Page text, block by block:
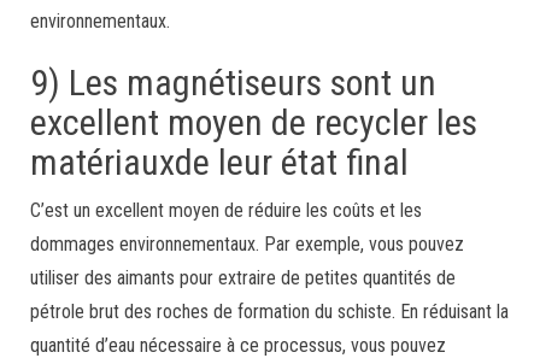
environnementaux.
9) Les magnétiseurs sont un
excellent moyen de recycler les
matériauxde leur état final
C’est un excellent moyen de réduire les coûts et les
dommages environnementaux. Par exemple, vous pouvez
utiliser des aimants pour extraire de petites quantités de
pétrole brut des roches de formation du schiste. En réduisant la
quantité d’eau nécessaire à ce processus, vous pouvez